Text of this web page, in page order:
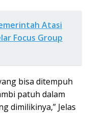
Atasi
Focus Group
bisa ditempuh
patuh dalam
dimilikinya,” Jelas